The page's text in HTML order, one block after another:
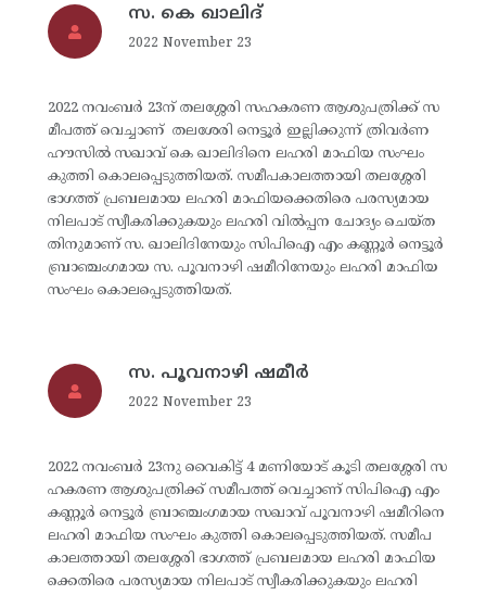
സ. കെ ഖാലിദ്
2022 November 23
2022 നവംബർ 23ന് തലശ്ശേരി സഹകരണ ആശുപത്രിക്ക് സ
മീപത്ത് വെച്ചാണ് തലശേരി നെട്ടൂർ ഇല്ലിക്കുന്ന്‌ ത്രിവർണ
ഹൗസിൽ സഖാവ് കെ ഖാലിദിനെ ലഹരി മാഫിയ സംഘം
കുത്തി കൊലപ്പെടുത്തിയത്. സമീപകാലത്തായി തലശ്ശേരി
ഭാഗത്ത് പ്രബലമായ ലഹരി മാഫിയക്കെതിരെ പരസ്യമായ
നിലപാട് സ്വീകരിക്കുകയും ലഹരി വിൽപ്പന ചോദ്യം ചെയ്ത
തിനുമാണ് സ. ഖാലിദിനേയും സിപിഐ എം കണ്ണൂർ നെട്ടൂർ
ബ്രാഞ്ചംഗമായ സ. പൂവനാഴി ഷമീറിനേയും ലഹരി മാഫിയ
സംഘം കൊലപ്പെടുത്തിയത്.
സ. പൂവനാഴി ഷമീർ
2022 November 23
2022 നവംബർ 23നു വൈകിട്ട് 4 മണിയോട് കൂടി തലശ്ശേരി സ
ഹകരണ ആശുപത്രിക്ക് സമീപത്ത് വെച്ചാണ് സിപിഐ എം
കണ്ണൂർ നെട്ടൂർ ബ്രാഞ്ചംഗമായ സഖാവ് പൂവനാഴി ഷമീറിനെ
ലഹരി മാഫിയ സംഘം കുത്തി കൊലപ്പെടുത്തിയത്. സമീപ
കാലത്തായി തലശ്ശേരി ഭാഗത്ത് പ്രബലമായ ലഹരി മാഫിയ
ക്കെതിരെ പരസ്യമായ നിലപാട് സ്വീകരിക്കുകയും ലഹരി